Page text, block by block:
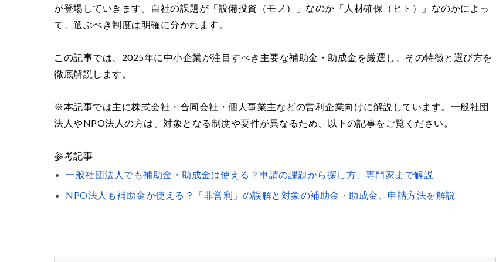
が登場していきます。自社の課題が「設備投資（モノ）」なのか「人材確保（ヒト）」なのかによっ
て、選ぶべき制度は明確に分かれます。
この記事では、2025年に中小企業が注目すべき主要な補助金・助成金を厳選し、その特徴と選び方を
徹底解説します。
※本記事では主に株式会社・合同会社・個人事業主などの営利企業向けに解説しています。一般社団
法人やNPO法人の方は、対象となる制度や要件が異なるため、以下の記事をご覧ください。
参考記事
一般社団法人でも補助金・助成金は使える？申請の課題から探し方、専門家まで解説
NPO法人も補助金が使える？「非営利」の誤解と対象の補助金・助成金、申請方法を解説